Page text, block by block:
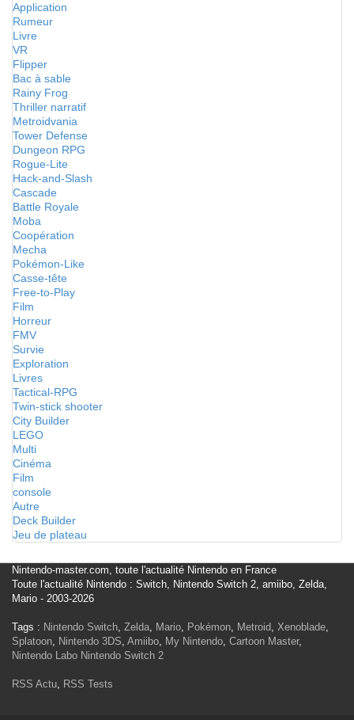
Application
Rumeur
Livre
VR
Flipper
Bac à sable
Rainy Frog
Thriller narratif
Metroidvania
Tower Defense
Dungeon RPG
Rogue-Lite
Hack-and-Slash
Cascade
Battle Royale
Moba
Coopération
Mecha
Pokémon-Like
Casse-tête
Free-to-Play
Film
Horreur
FMV
Survie
Exploration
Livres
Tactical-RPG
Twin-stick shooter
City Builder
LEGO
Multi
Cinéma
Film
console
Autre
Deck Builder
Jeu de plateau
Nintendo-master.com, toute l'actualité Nintendo en France
Toute l'actualité Nintendo : Switch, Nintendo Switch 2, amiibo, Zelda,
Mario - 2003-2026
Tags : Nintendo Switch, Zelda, Mario, Pokémon, Metroid, Xenoblade,
Splatoon, Nintendo 3DS, Amiibo, My Nintendo, Cartoon Master,
Nintendo Labo Nintendo Switch 2
RSS Actu, RSS Tests